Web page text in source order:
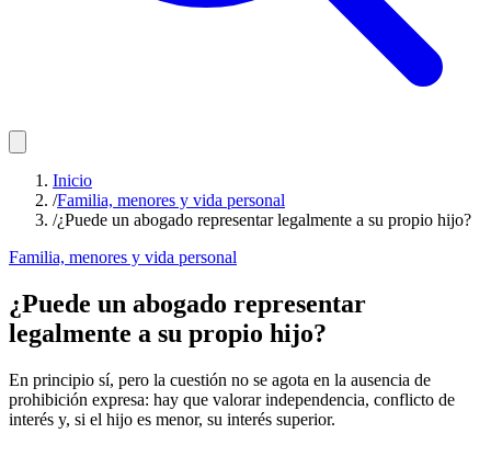
Inicio
/Familia, menores y vida personal
/¿Puede un abogado representar legalmente a su propio hijo?
Familia, menores y vida personal
¿Puede un abogado representar
legalmente a su propio hijo?
En principio sí, pero la cuestión no se agota en la ausencia de
prohibición expresa: hay que valorar independencia, conflicto de
interés y, si el hijo es menor, su interés superior.